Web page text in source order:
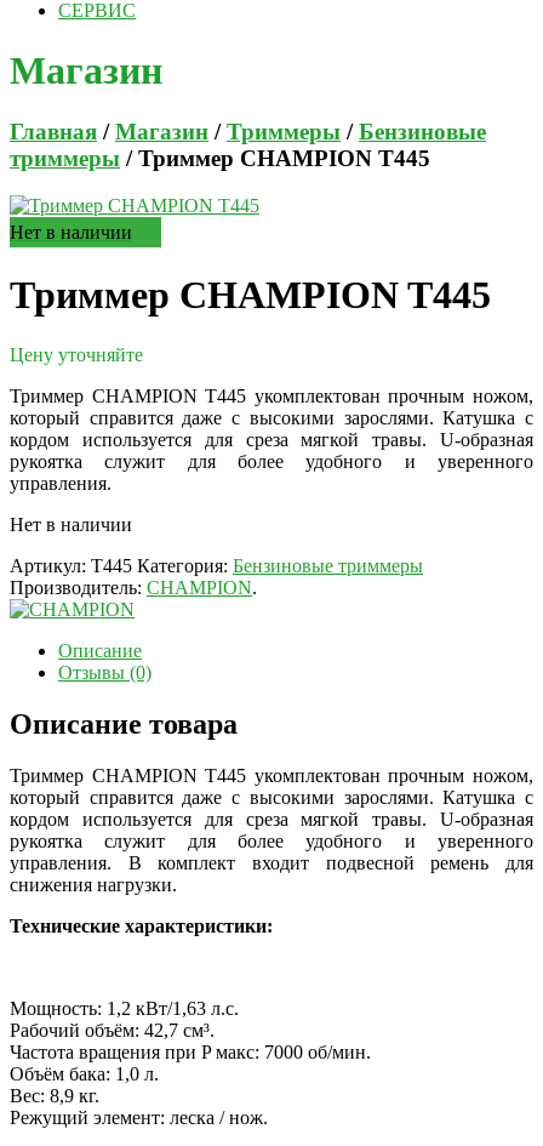
СЕРВИС
Магазин
Главная /Магазин /Триммеры /Бензиновые
триммеры / Триммер CHAMPION T445
Нет в наличии
Триммер CHAMPION T445
Цену уточняйте
Триммер CHAMPION T445 укомплектован прочным ножом,
который справится даже с высокими зарослями. Катушка с
кордом используется для среза мягкой травы. U-образная
рукоятка служит для более удобного и уверенного
управления.
Нет в наличии
Артикул: T445 Категория: Бензиновые триммеры
Производитель: CHAMPION.
Описание
Отзывы (0)
Описание товара
Триммер CHAMPION T445 укомплектован прочным ножом,
который справится даже с высокими зарослями. Катушка с
кордом используется для среза мягкой травы. U-образная
рукоятка служит для более удобного и уверенного
управления. В комплект входит подвесной ремень для
снижения нагрузки.
Технические характеристики:
Мощность: 1,2 кВт/1,63 л.с.
Рабочий объём: 42,7 см³.
Частота вращения при P макс: 7000 об/мин.
Объём бака: 1,0 л.
Вес: 8,9 кг.
Режущий элемент: леска / нож.